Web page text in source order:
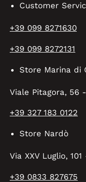
Customer
+39 099 8271630
+39 099 8272131
Store Marina di
Viale Pitagora, 56
+39 327 183 0122
Store Nardò
Via XXV Luglio,
+39 0833 827675